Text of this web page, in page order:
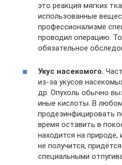
это реакция мягких
использованные
профессионализме
проводил операцию.
обязательное
Укус насекомого.
из-за укусов
др. Опухоль обычно
иные кислоты. В
продезинфицировать
время оставить в
находится на
не получится,
специальными